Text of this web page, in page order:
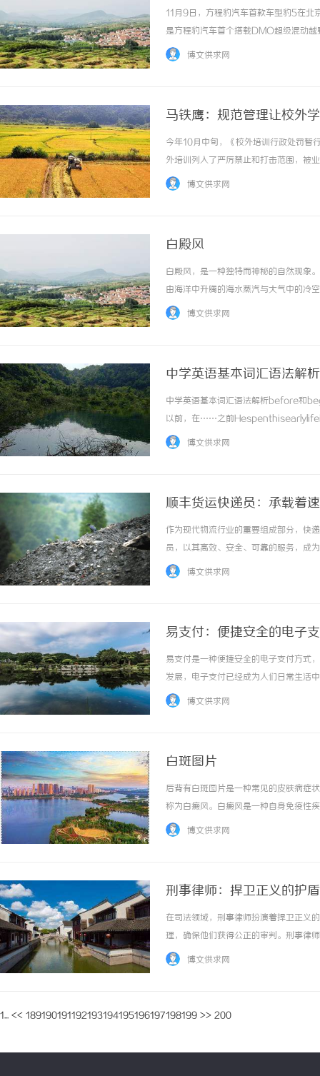
11月9日，方程豹汽车首款车型豹5在
是方程豹汽车首个搭载DMO超级混动
拓展性等各个维度的表现都达到同级领
博文供求网
马铁鹰：规范管理让校外
今年10月中旬，《校外培训行政处罚暂
外培训列入了严厉禁止和打击范围，被
晖认为，商业化教育培训机构运行的逻
博文供求网
白殿风
白殿风，是一种独特而神秘的自然现象
由海洋中升腾的海水蒸汽与大气中的冷
静地漂浮在海面上。白殿风的出现往往
博文供求网
中学英语基本词汇语法
中学英语基本词汇语法解析before
以前，在……之前
I'vebeenherebefore.我以前来过这
博文供求网
顺丰货运快递员：承载着
作为现代物流行业的重要组成部分，快
员，以其高效、安全、可靠的服务，成
人，他们在背后默默奉献，承担着巨大
博文供求网
易支付：便捷安全的电子
易支付是一种便捷安全的电子支付方式
发展，电子支付已经成为人们日常生活
全性，为人们的生活带来了极大的便利
博文供求网
白斑图片
后背有白斑图片是一种常见的皮肤病症
称为白癜风。白癜风是一种自身免疫性
白色斑块。这些斑块可以在任何身体部
博文供求网
刑事律师：捍卫正义的护盾
在司法领域，刑事律师扮演着捍卫正义
理，确保他们获得公正的审判。刑事律
师的首要任务是保护被告人的合法权益
博文供求网
1... << 189190191192193194195196197198199 >> 200